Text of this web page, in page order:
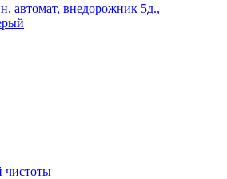
автомат, внедорожник 5д.,
чистоты